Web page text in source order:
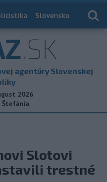
Slovensko
.SK
agentúry Slovenskej
2026
Štefánia
Slotovi
trestné